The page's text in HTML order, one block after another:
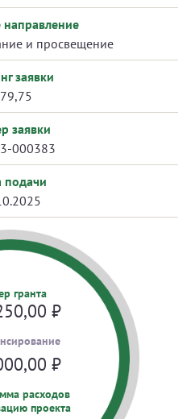
направление
и просвещение
заявки
79,75
заявки
000383
подачи
гранта
₽
₽
расходов
проекта